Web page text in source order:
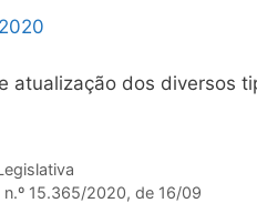
atualização dos diversos
n.º 15.365/2020, de 16/09